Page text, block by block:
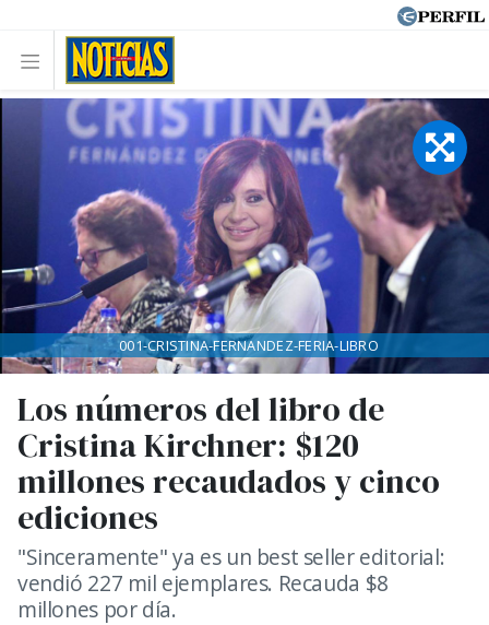
Los números del libro de
Cristina Kirchner: $120
millones recaudados y cinco
ediciones
"Sinceramente" ya es un best seller editorial:
vendió 227 mil ejemplares. Recauda $8
millones por día.
001-CRISTINA-FERNANDEZ-FERIA-LIBRO